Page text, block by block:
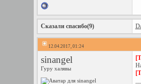
Сказали спасибо(9)
12.04.2017, 01:24
sinangel
Гуру халявы